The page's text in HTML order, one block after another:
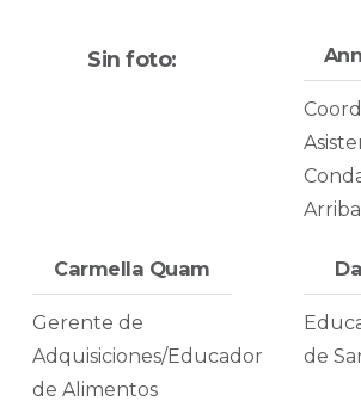
Sin foto:
Arriba
Carmella Quam
Gerente de
Adquisiciones/Educador
de Alimentos
de